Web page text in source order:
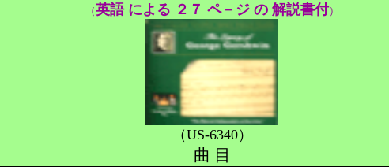
（英語 による ２７ ペ－ジ の 解説書付）
（US-6340）
曲 目